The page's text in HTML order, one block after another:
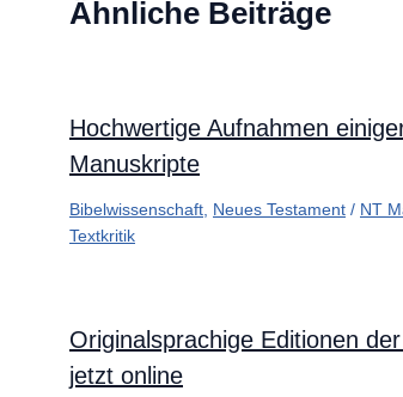
Ähnliche Beiträge
Hochwertige Aufnahmen
Manuskripte
Bibelwissenschaft, Neues Testament / NT
Textkritik
Originalsprachige Editionen der
jetzt online